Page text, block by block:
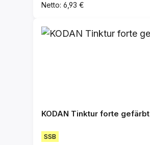
Netto: 6,93 €
KODAN Tinktur forte gefärbt
SSB